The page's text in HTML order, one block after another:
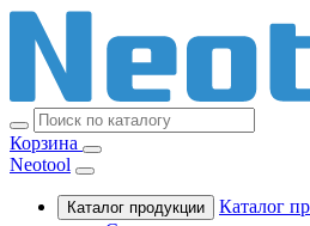
Корзина
Neotool
Каталог продукции
Каталог